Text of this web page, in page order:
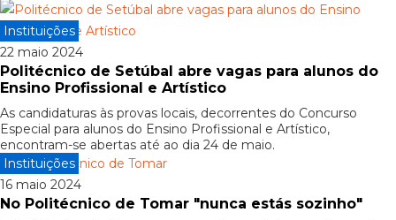
Instituições
22 maio 2024
Politécnico de Setúbal abre vagas para alunos do
Ensino Profissional e Artístico
As candidaturas às provas locais, decorrentes do Concurso
Especial para alunos do Ensino Profissional e Artístico,
encontram-se abertas até ao dia 24 de maio.
Instituições
16 maio 2024
No Politécnico de Tomar "nunca estás sozinho"